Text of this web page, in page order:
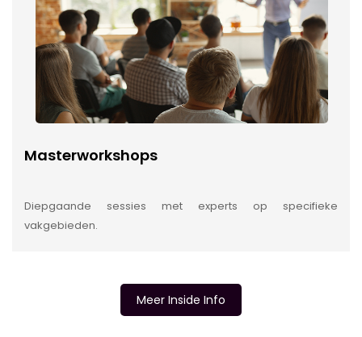
Masterworkshops
Diepgaande sessies met experts op specifieke
vakgebieden.
Meer Inside Info